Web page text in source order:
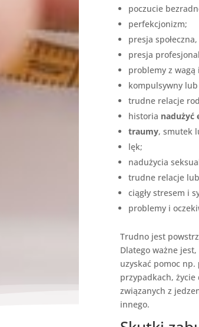
poczucie
perfekcjonizm;
presja
presja
problemy z
kompulsywny
trudne relacje
historia nadużyć
traumy, smutek
lęk;
nadużycia
trudne relacje
ciągły stresem i
problemy i
Trudno jest
Dlatego ważne
uzyskać pomoc np.
przypadkach, życie
związanych z
innego.